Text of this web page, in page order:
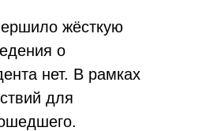
жёсткую
о
нет. В рамках
для